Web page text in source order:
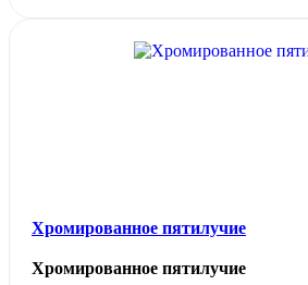
Хромированное пятилучие
Хромированное пятилучие